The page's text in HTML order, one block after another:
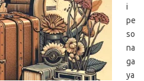
i
pe
so
na
ga
ya